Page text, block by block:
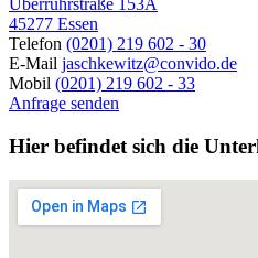
Überruhrstraße 153A
45277 Essen
Telefon (0201) 219 602 - 30
E-Mail jaschkewitz@convido.de
Mobil (0201) 219 602 - 33
Anfrage senden
Hier befindet sich die